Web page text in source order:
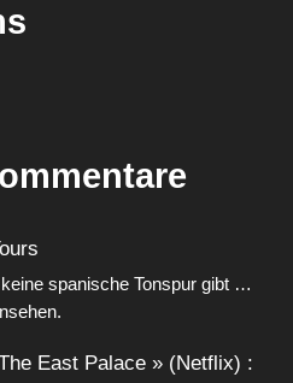
spanische Tonspur gibt …
East Palace » (Netflix) :